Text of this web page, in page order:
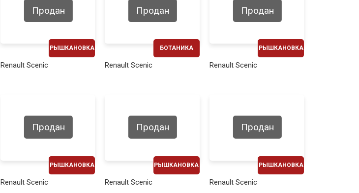
РЫШКАНОВКА
Продан
Renault Scenic
БОТАНИКА
Продан
Renault Scenic
РЫШКАНОВКА
Продан
Renault Scenic
РЫШКАНОВКА
Продан
Renault Scenic
РЫШКАНОВКА
Продан
Renault Scenic
РЫШКАНОВКА
Продан
Renault Scenic